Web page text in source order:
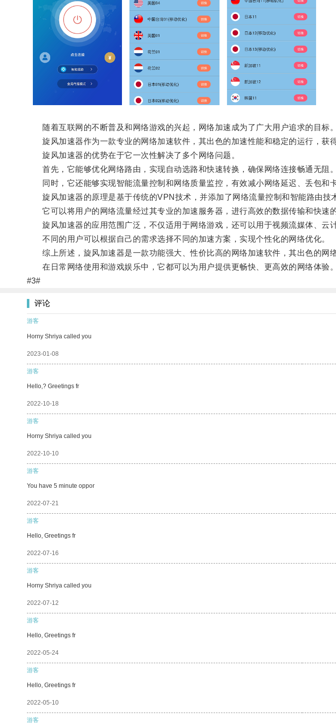
随着互联网的不断普及和网络游戏的兴起，网络加速成为了广大用户追求的目标。
旋风加速器作为一款专业的网络加速软件，其出色的加速性能和稳定的运行，获得
旋风加速器的优势在于它一次性解决了多个网络问题。
首先，它能够优化网络路由，实现自动选路和快速转换，确保网络连接畅通无阻。
同时，它还能够实现智能流量控制和网络质量监控，有效减小网络延迟、丢包和
旋风加速器的原理是基于传统的VPN技术，并添加了网络流量控制和智能路由技
它可以将用户的网络流量经过其专业的加速服务器，进行高效的数据传输和快速
旋风加速器的应用范围广泛，不仅适用于网络游戏，还可以用于视频流媒体、云计
不同的用户可以根据自己的需求选择不同的加速方案，实现个性化的网络优化。
综上所述，旋风加速器是一款功能强大、性价比高的网络加速软件，其出色的网
在日常网络使用和游戏娱乐中，它都可以为用户提供更畅快、更高效的网络体验。
#3#
评论
游客
Horny Shriya called you
2023-01-08
游客
Hello,? Greetings fr
2022-10-18
游客
Horny Shriya called you
2022-10-10
游客
You have 5 minute oppor
2022-07-21
游客
Hello, Greetings fr
2022-07-16
游客
Horny Shriya called you
2022-07-12
游客
Hello, Greetings fr
2022-05-24
游客
Hello, Greetings fr
2022-05-10
游客